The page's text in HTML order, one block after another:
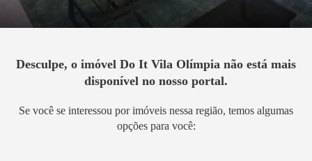
Desculpe, o imóvel Do It Vila Olímpia não está mais
disponível no nosso portal.
Se você se interessou por imóveis nessa região, temos algumas
opções para você: